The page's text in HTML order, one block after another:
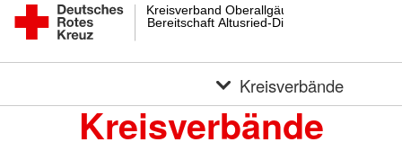
Bereitschaft Altusried-Dietmannsried
Kreisverband Oberallgäu
Kreisverbände
Kreisverbände